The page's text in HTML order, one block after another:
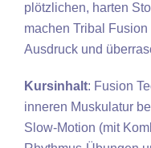
plötzlichen, harten
machen Tribal
Ausdruck und
Kursinhalt: Fusion
inneren Muskulatur
Slow-Motion (mit